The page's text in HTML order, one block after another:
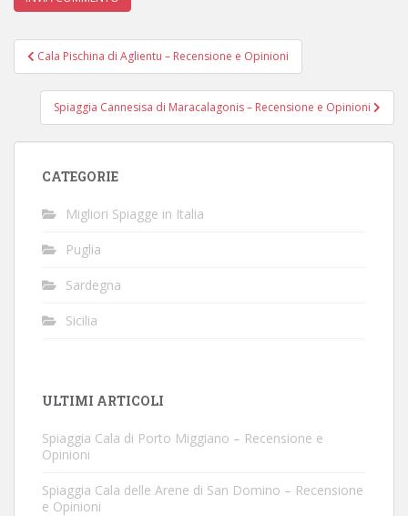
Navigazione
articoli
Cala Pischina di Aglientu – Recensione e Opinioni
Spiaggia Cannesisa di Maracalagonis – Recensione e Opinioni
CATEGORIE
Migliori Spiagge in Italia
Puglia
Sardegna
Sicilia
ULTIMI ARTICOLI
Spiaggia Cala di Porto Miggiano – Recensione e
Opinioni
Spiaggia Cala delle Arene di San Domino – Recensione
e Opinioni